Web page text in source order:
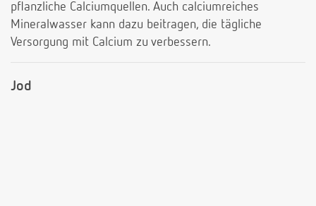
pflanzliche Calciumquellen. Auch calciumreiches
Mineralwasser kann dazu beitragen, die tägliche
Versorgung mit Calcium zu verbessern.
Jod